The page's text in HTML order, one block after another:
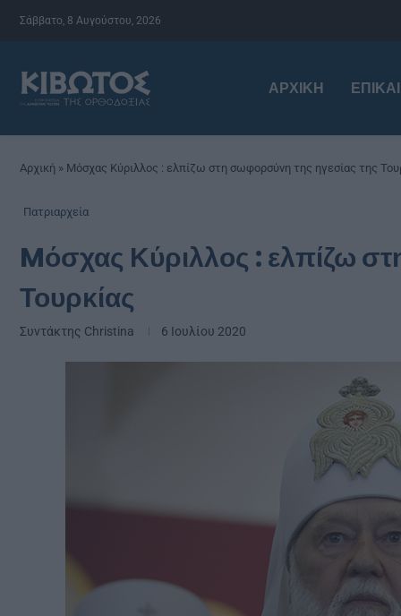
Σάββατο, 8 Αυγούστου, 2026
ΑΡΧΙΚΉ
Αρχική » Mόσχας Κύριλλος : ελπίζω στη σωφορσύνη της ηγεσίας της
Πατριαρχεία
Mόσχας Κύριλλος : ελπίζω
Τουρκίας
Συντάκτης Christina 6 Ιουλίου 2020